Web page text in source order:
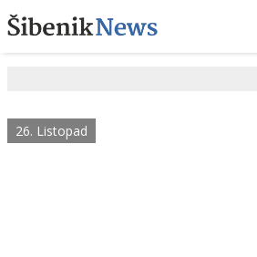
26. Listopad